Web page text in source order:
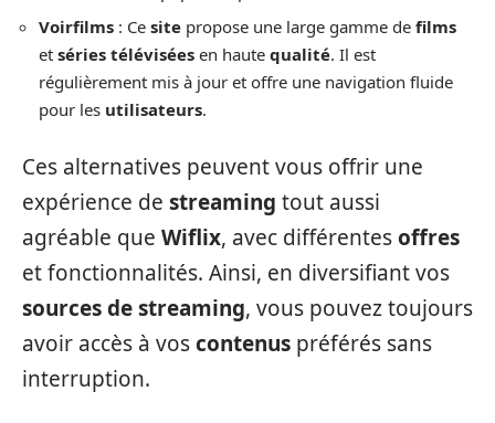
Voirfilms : Ce site propose une large gamme de films
et séries télévisées en haute qualité. Il est
régulièrement mis à jour et offre une navigation fluide
pour les utilisateurs.
Ces alternatives peuvent vous offrir une
expérience de streaming tout aussi
agréable que Wiflix, avec différentesoffres
et fonctionnalités. Ainsi, en diversifiant vos
sources de streaming, vous pouvez toujours
avoir accès à voscontenus préférés sans
interruption.